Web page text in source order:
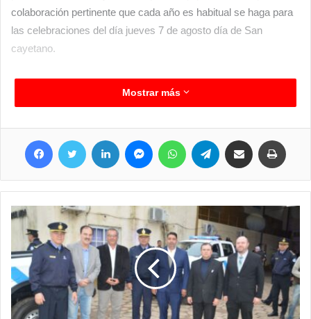
colaboración pertinente que cada año es habitual se haga para
las celebraciones del día jueves 7 de agosto día de San
cayetano.
Mostrar más